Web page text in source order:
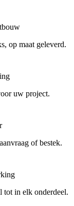
op maat geleverd.
uw project.
of bestek.
tot in elk onderdeel.